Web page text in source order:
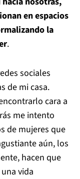
en espacios
la
.
sociales
de mi casa.
cara a
me intento
de mujeres que
aún, los
hacen que
vida